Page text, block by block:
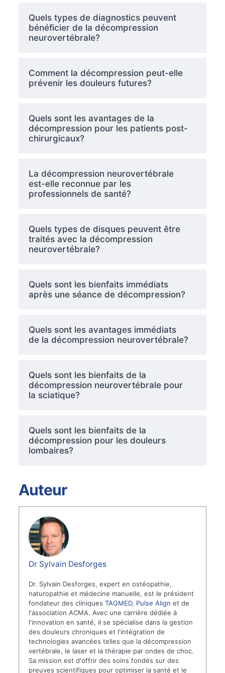
Quels types de diagnostics peuvent
bénéficier de la décompression
neurovertébrale?
Comment la décompression peut-elle
prévenir les douleurs futures?
Quels sont les avantages de la
décompression pour les patients post-
chirurgicaux?
La décompression neurovertébrale
est-elle reconnue par les
professionnels de santé?
Quels types de disques peuvent être
traités avec la décompression
neurovertébrale?
Quels sont les bienfaits immédiats
après une séance de décompression?
Quels sont les avantages immédiats
de la décompression neurovertébrale?
Quels sont les bienfaits de la
décompression neurovertébrale pour
la sciatique?
Quels sont les bienfaits de la
décompression pour les douleurs
lombaires?
Auteur
Dr Sylvain Desforges
Dr. Sylvain Desforges, expert en ostéopathie,
naturopathie et médecine manuelle, est le président
fondateur des cliniquesTAGMED, Pulse Align et de
l'association ACMA. Avec une carrière dédiée à
l'innovation en santé, il se spécialise dans la gestion
des douleurs chroniques et l'intégration de
technologies avancées telles que la décompression
vertébrale, le laser et la thérapie par ondes de choc.
Sa mission est d'offrir des soins fondés sur des
preuves scientifiques pour optimiser la santé et le